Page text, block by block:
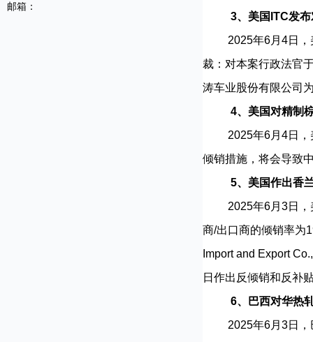
邮箱：
3、美国ITC发
2025年6月4日，美
裁：对本案行政法官
涛车业股份有限公司
4、美国对精制
2025年6月4日，美
倾销措施，将会导致
5、美国作出香
2025年6月3日，美
商/出口商的倾销率为
Import and Export
日作出反倾销和反补
6、巴西对华热
2025年6月3日，巴